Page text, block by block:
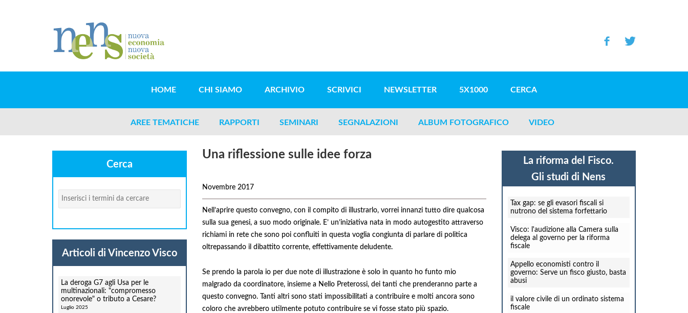
HOME CHI SIAMO ARCHIVIO SCRIVICI NEWSLETTER 5X1000 CERCA
AREE TEMATICHE RAPPORTI SEMINARI SEGNALAZIONI ALBUM FOTOGRAFICO VIDEO
Una riflessione sulle idee forza
Novembre 2017
Nell’aprire questo convegno, con il compito di illustrarlo, vorrei innanzi tutto dire qualcosa
sulla sua genesi, a suo modo originale. E’ un’iniziativa nata in modo autogestito attraverso
richiami in rete che sono poi confluiti in questa voglia congiunta di parlare di politica
oltrepassando il dibattito corrente, effettivamente deludente.
Se prendo la parola io per due note di illustrazione è solo in quanto ho funto mio
malgrado da coordinatore, insieme a Nello Preterossi, dei tanti che prenderanno parte a
questo convegno. Tanti altri sono stati impossibilitati a contribuire e molti ancora sono
coloro che avrebbero utilmente potuto contribuire se vi fosse stato più spazio.
Cerca
Articoli di Vincenzo Visco
La deroga G7 agli Usa per le
multinazionali: "compromesso
onorevole" o tributo a Cesare?
Luglio 2025
La riforma del Fisco.
Gli studi di Nens
Tax gap: se gli evasori fiscali si
nutrono del sistema forfettario
Visco: l'audizione alla Camera sulla
delega al governo per la riforma
fiscale
Appello economisti contro il
governo: Serve un fisco giusto, basta
abusi
il valore civile di un ordinato sistema
fiscale